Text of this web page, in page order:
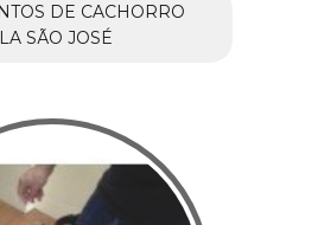
DE CACHORRO
SÃO JOSÉ